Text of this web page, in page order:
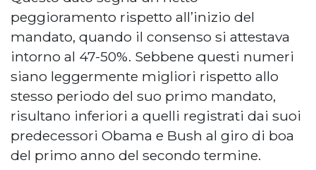
peggioramento rispetto all’inizio del
mandato, quando il consenso si attestava
intorno al 47-50%. Sebbene questi numeri
siano leggermente migliori rispetto allo
stesso periodo del suo primo mandato,
risultano inferiori a quelli registrati dai suoi
predecessori Obama e Bush al giro di boa
del primo anno del secondo termine.